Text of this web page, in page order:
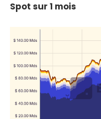
Spot sur 1 mois